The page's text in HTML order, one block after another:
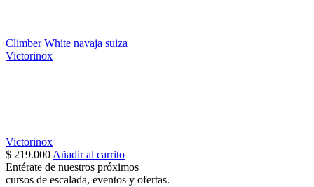
Climber White navaja suiza
Victorinox
Victorinox
$ 219.000 Añadir al carrito
Entérate de nuestros próximos
cursos de escalada, eventos y ofertas.